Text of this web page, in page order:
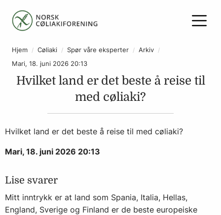
Hjem Cøliaki Spør våre eksperter
Arkiv
Mari, 18. juni 2026 20:13
Hvilket land er det beste å reise til
med cøliaki?
Hvilket land er det beste å reise til med cøliaki?
Mari, 18. juni 2026 20:13
Lise svarer
Mitt inntrykk er at land som Spania, Italia, Hellas,
England, Sverige og Finland er de beste europeiske